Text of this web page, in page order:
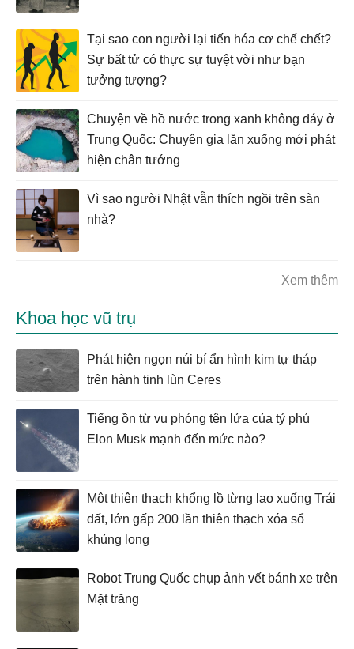
Tại sao con người lại tiến hóa cơ chế chết?
Sự bất tử có thực sự tuyệt vời như bạn
tưởng tượng?
Chuyện về hồ nước trong xanh không đáy ở
Trung Quốc: Chuyên gia lặn xuống mới phát
hiện chân tướng
Vì sao người Nhật vẫn thích ngồi trên sàn
nhà?
Xem thêm
Khoa học vũ trụ
Phát hiện ngọn núi bí ẩn hình kim tự tháp
trên hành tinh lùn Ceres
Tiếng ồn từ vụ phóng tên lửa của tỷ phú
Elon Musk mạnh đến mức nào?
Một thiên thạch khổng lồ từng lao xuống Trái
đất, lớn gấp 200 lần thiên thạch xóa sổ
khủng long
Robot Trung Quốc chụp ảnh vết bánh xe trên
Mặt trăng